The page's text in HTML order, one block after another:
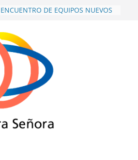
ENCUENTRO DE EQUIPOS NUEVOS
GRACIAS SERVIDORES 2022-2025
ENSCOLSUR.
COLEGIO REGIONAL FINAL 2025
EUCARISTÍA DE FRATERNIDAD
OCTUBRE 2025